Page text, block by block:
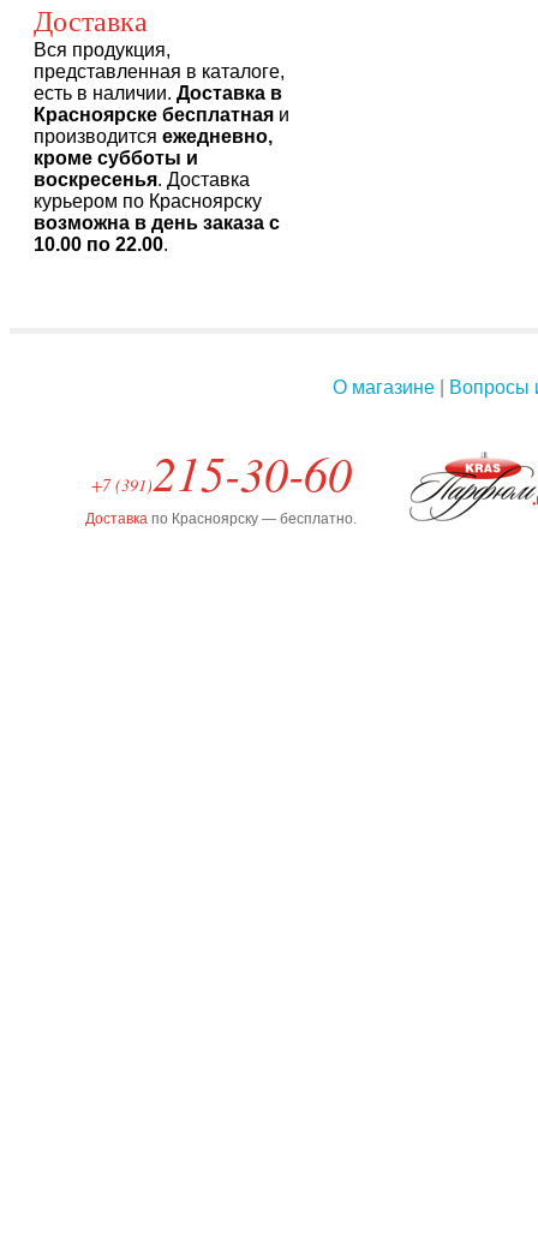
Доставка
Вся продукция,
представленная в каталоге,
есть в наличии. Доставка в
Красноярске бесплатная и
производится ежедневно,
кроме субботы и
воскресенья. Доставка
курьером по Красноярску
возможна в день заказа с
10.00 по 22.00.
О магазине| Вопросы
+7 (391)215-30-60
Доставка по Красноярску — бесплатно.